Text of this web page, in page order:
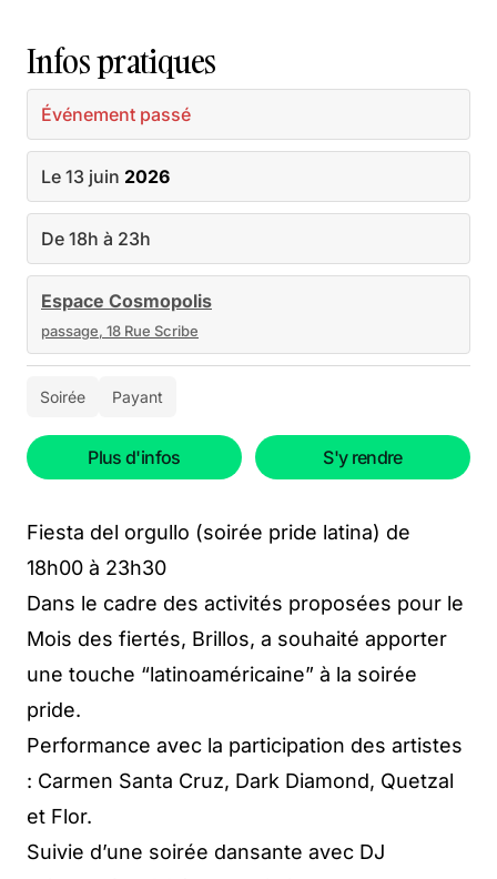
Infos pratiques
Événement passé
Le 13 juin 2026
De 18h à 23h
Espace Cosmopolis
passage, 18 Rue Scribe
Soirée Payant
Plus d'infos S'y rendre
Fiesta del orgullo (soirée pride latina) de
18h00 à 23h30
Dans le cadre des activités proposées pour le
Mois des fiertés, Brillos, a souhaité apporter
une touche “latinoaméricaine” à la soirée
pride.
Performance avec la participation des artistes
: Carmen Santa Cruz, Dark Diamond, Quetzal
et Flor.
Suivie d’une soirée dansante avec DJ